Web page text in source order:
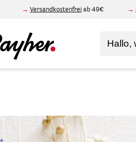
Versandkostenfrei ab 49€